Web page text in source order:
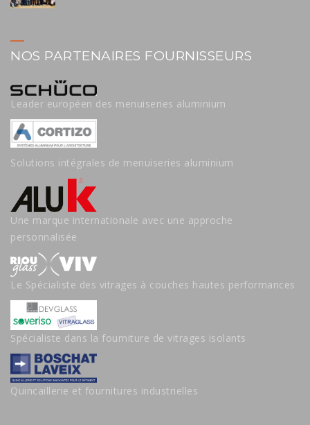
NOS PARTENAIRES FOURNISSEURS
Leader européen des menuiseries aluminium
Solutions intégrales de menuiseries aluminium
Une marque internationale avec une approche
personnalisée
Le Spécialiste des vitrages à couches hautes performances
Spécialiste dans la fourniture de vitrages isolants
Quincaillerie et fournitures industrielles